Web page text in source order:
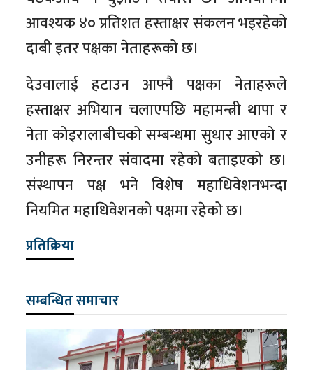
आवश्यक ४० प्रतिशत हस्ताक्षर संकलन भइरहेको
दाबी इतर पक्षका नेताहरूको छ।
देउवालाई हटाउन आफ्नै पक्षका नेताहरूले
हस्ताक्षर अभियान चलाएपछि महामन्त्री थापा र
नेता कोइरालाबीचको सम्बन्धमा सुधार आएको र
उनीहरू निरन्तर संवादमा रहेको बताइएको छ।
संस्थापन पक्ष भने विशेष महाधिवेशनभन्दा
नियमित महाधिवेशनको पक्षमा रहेको छ।
प्रतिक्रिया
सम्बन्धित समाचार